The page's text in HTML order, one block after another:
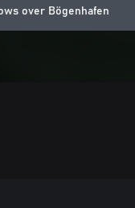
over Bögenhafen